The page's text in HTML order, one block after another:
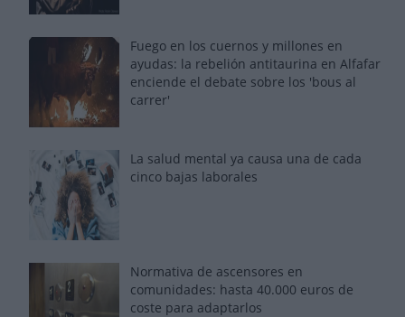
Fuego en los cuernos y millones en
ayudas: la rebelión antitaurina en Alfafar
enciende el debate sobre los 'bous al
carrer'
La salud mental ya causa una de cada
cinco bajas laborales
Normativa de ascensores en
comunidades: hasta 40.000 euros de
coste para adaptarlos